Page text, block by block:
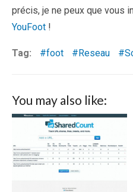
précis, je ne peux que vous
YouFoot !
Tag: foot Reseau
You may also like: